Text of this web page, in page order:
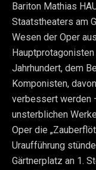
Bariton Mathias
Staatstheaters am
Wesen der Oper
Jahrhundert, dem
Komponisten,
verbessert werden
unsterblichen
Oper die
Uraufführung
Gärtnerplatz an 1.